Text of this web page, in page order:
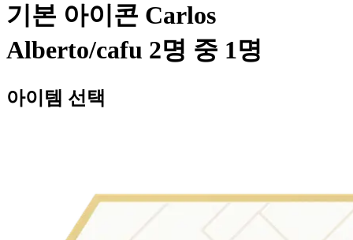
기본 아이콘 Carlos
Alberto/cafu 2명 중 1명
아이템 선택